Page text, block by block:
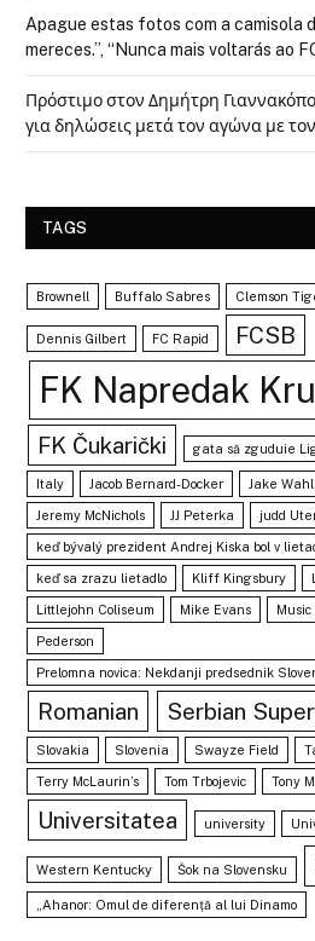
Apague estas fotos com a camisola
mereces.”, “Nunca mais voltarás ao
Πρόστιμο στον Δημήτρη
για δηλώσεις μετά τον αγώνα με
TAGS
Brownell Buffalo Sabres Clemson
Dennis Gilbert FC Rapid FCSB
FK Napredak
FK Čukarički gata să zguduie
Italy Jacob Bernard-Docker Jake
Jeremy McNichols JJ Peterka judd
keď bývalý prezident Andrej Kiska bol v
keď sa zrazu lietadlo Kliff Kingsbury
Littlejohn Coliseum Mike Evans Music
Pederson
Prelomna novica: Nekdanji predsednik
Romanian Serbian
Slovakia Slovenia Swayze Field
Terry McLaurin’s Tom Trbojevic Tony
Universitatea university
Western Kentucky Šok na Slovensku
„Ahanor: Omul de diferență al lui Dinamo